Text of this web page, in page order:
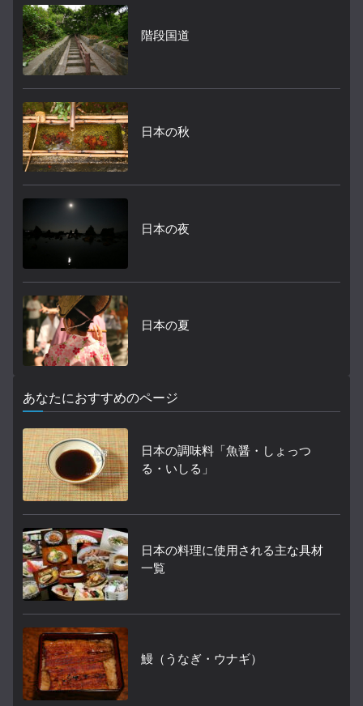
階段国道
日本の秋
日本の夜
日本の夏
あなたにおすすめのページ
日本の調味料「魚醤・しょっつ
る・いしる」
日本の料理に使用される主な具材
一覧
鰻（うなぎ・ウナギ）